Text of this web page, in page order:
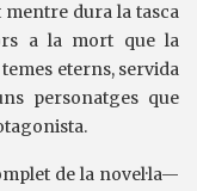
dura la tasca
a la mort que la
eterns, servida
personatges que
de la novel·la—